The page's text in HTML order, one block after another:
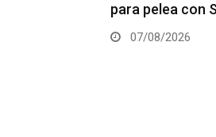
06/08/2026